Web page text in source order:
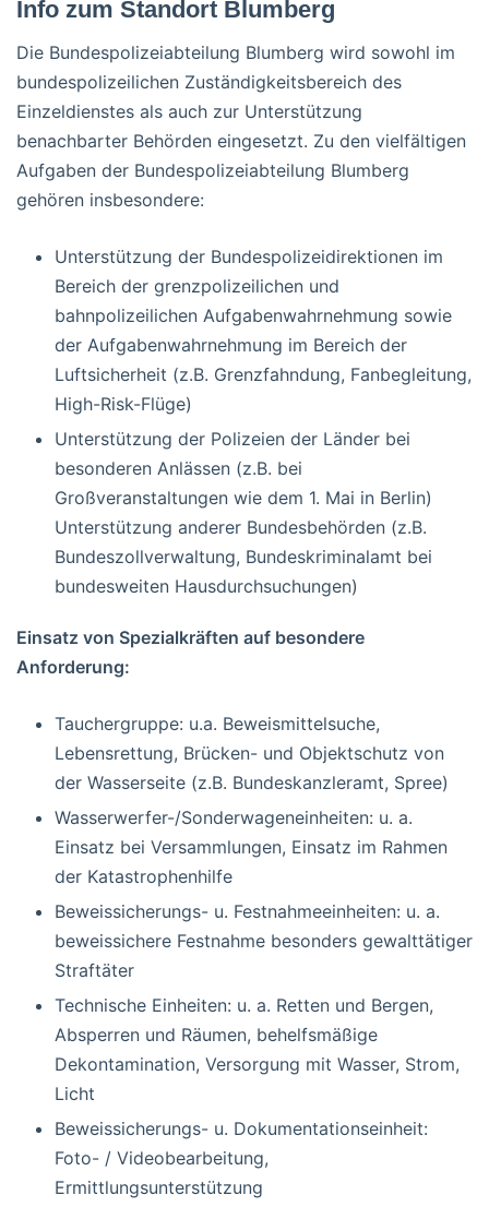
Info zum Standort Blumberg
Die Bundespolizeiabteilung Blumberg wird sowohl im
bundespolizeilichen Zuständigkeitsbereich des
Einzeldienstes als auch zur Unterstützung
benachbarter Behörden eingesetzt. Zu den vielfältigen
Aufgaben der Bundespolizeiabteilung Blumberg
gehören insbesondere:
Unterstützung der Bundespolizeidirektionen im
Bereich der grenzpolizeilichen und
bahnpolizeilichen Aufgabenwahrnehmung sowie
der Aufgabenwahrnehmung im Bereich der
Luftsicherheit (z.B. Grenzfahndung, Fanbegleitung,
High-Risk-Flüge)
Unterstützung der Polizeien der Länder bei
besonderen Anlässen (z.B. bei
Großveranstaltungen wie dem 1. Mai in Berlin)
Unterstützung anderer Bundesbehörden (z.B.
Bundeszollverwaltung, Bundeskriminalamt bei
bundesweiten Hausdurchsuchungen)
Einsatz von Spezialkräften auf besondere
Anforderung:
Tauchergruppe: u.a. Beweismittelsuche,
Lebensrettung, Brücken- und Objektschutz von
der Wasserseite (z.B. Bundeskanzleramt, Spree)
Wasserwerfer-/Sonderwageneinheiten: u. a.
Einsatz bei Versammlungen, Einsatz im Rahmen
der Katastrophenhilfe
Beweissicherungs- u. Festnahmeeinheiten: u. a.
beweissichere Festnahme besonders gewalttätiger
Straftäter
Technische Einheiten: u. a. Retten und Bergen,
Absperren und Räumen, behelfsmäßige
Dekontamination, Versorgung mit Wasser, Strom,
Licht
Beweissicherungs- u. Dokumentationseinheit:
Foto- / Videobearbeitung,
Ermittlungsunterstützung